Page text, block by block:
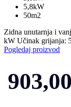
5,8kW
50m2
Zidna unutarnja i
kW Učinak grijanja:
Pogledaj proizvod
903,00